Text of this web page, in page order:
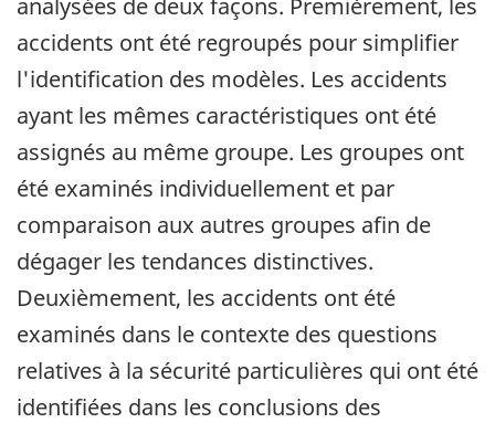
accidents ont été regroupés pour simplifier
l'identification des modèles. Les accidents
ayant les mêmes caractéristiques ont été
assignés au même groupe. Les groupes ont
été examinés individuellement et par
comparaison aux autres groupes afin de
dégager les tendances distinctives.
Deuxièmement, les accidents ont été
examinés dans le contexte des questions
relatives à la sécurité particulières qui ont été
identifiées dans les conclusions des